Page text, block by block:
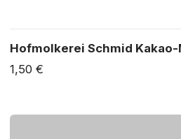
Hofmolkerei Schmid
1,50 €